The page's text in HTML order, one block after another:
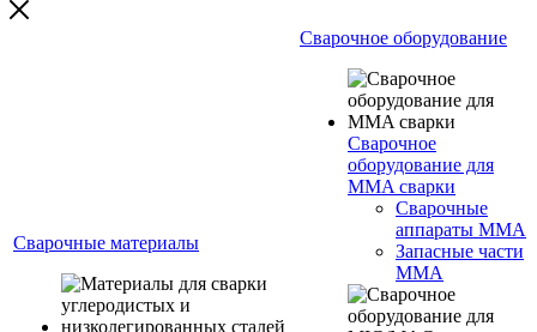
Сварочные материалы
Сварочное оборудование
Сварочное
оборудование для
MMA сварки
Сварочные
аппараты MMA
Запасные части
MMA